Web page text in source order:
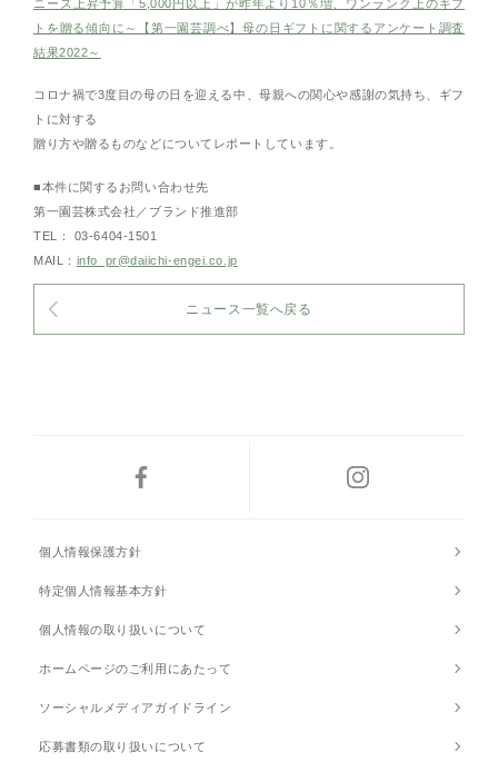
ニーズ上昇予算「5,000円以上」が昨年より10％増、ワンランク上のギフ
トを贈る傾向に～【第一園芸調べ】母の日ギフトに関するアンケート調査
結果2022～
コロナ禍で3度目の母の日を迎える中、母親への関心や感謝の気持ち、ギフ
トに対する
贈り方や贈るものなどについてレポートしています。
■本件に関するお問い合わせ先
第一園芸株式会社／ブランド推進部
TEL： 03-6404-1501
MAIL： info_pr@daiichi-engei.co.jp
ニュース一覧へ戻る
個人情報保護方針
特定個人情報基本方針
個人情報の取り扱いについて
ホームページのご利用にあたって
ソーシャルメディアガイドライン
応募書類の取り扱いについて